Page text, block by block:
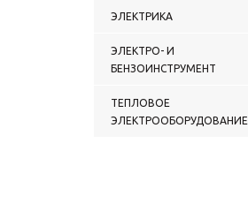
ЭЛЕКТРИКА
ЭЛЕКТРО- И
БЕНЗОИНСТРУМЕНТ
ТЕПЛОВОЕ
ЭЛЕКТРООБОРУДОВАНИЕ